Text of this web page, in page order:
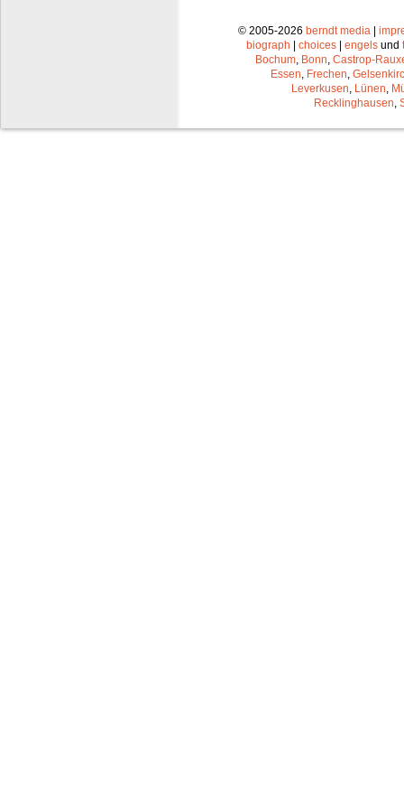
© 2005-2026 berndt media|
biograph
choices engels und
Bochum, Bonn, Castrop-
Essen, Frechen,
Leverkusen, Lünen,
Recklinghausen,